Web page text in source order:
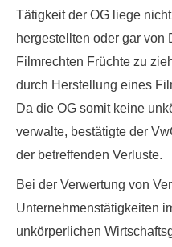
Tätigkeit der OG liege
hergestellten oder gar von
Filmrechten Früchte zu
durch Herstellung eines
Da die OG somit keine
verwalte, bestätigte der
der betreffenden Verluste.
Bei der Verwertung von
Unternehmenstätigkeiten
unkörperlichen